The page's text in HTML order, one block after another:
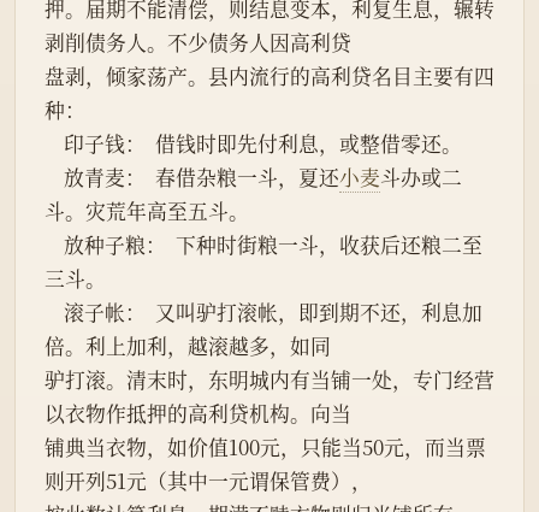
押。届期不能清偿，则结息变本，利复生息，辗转
剥削债务人。不少债务人因高利贷
盘剥，倾家荡产。县内流行的高利贷名目主要有四
种：
    印子钱：  借钱时即先付利息，或整借零还。
    放青麦：  春借杂粮一斗，夏还
小麦斗办或二
斗。灾荒年高至五斗。
三斗。
倍。利上加利，越滚越多，如同
驴打滚。清末时，东明城内有当铺一处，专门经营
以衣物作抵押的高利贷机构。向当
铺典当衣物，如价值100元，只能当50元，而当票
则开列51元（其中一元谓保管费），